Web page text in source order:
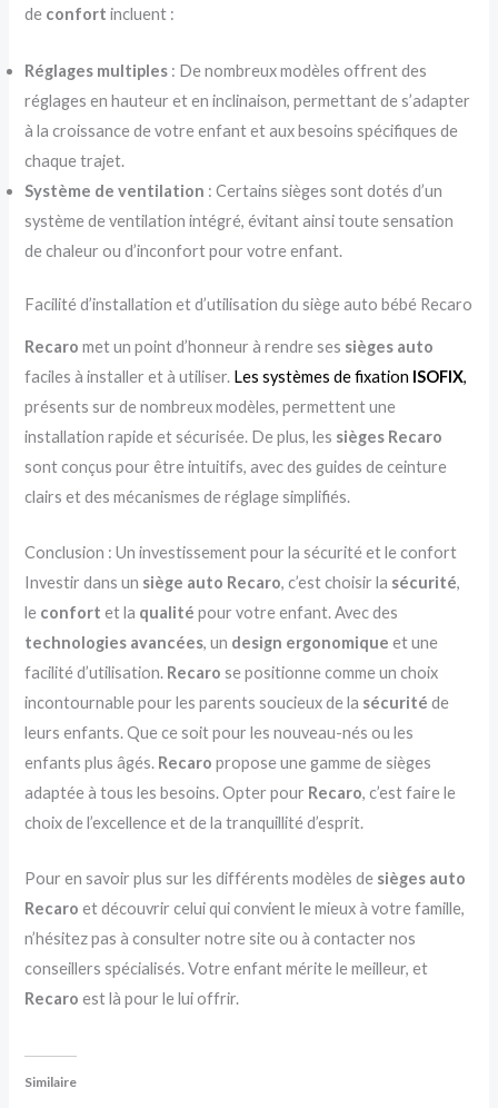
de confortincluent :
Réglages multiples : De nombreux modèles offrent des
réglages en hauteur et en inclinaison, permettant de s’adapter
à la croissance de votre enfant et aux besoins spécifiques de
chaque trajet.
Système de ventilation : Certains sièges sont dotés d’un
système de ventilation intégré, évitant ainsi toute sensation
de chaleur ou d’inconfort pour votre enfant.
Facilité d’installation et d’utilisation du siège auto bébé Recaro
Recaromet un point d’honneur à rendre ses sièges auto
faciles à installer et à utiliser. Les systèmes de fixation ISOFIX,
présents sur de nombreux modèles, permettent une
installation rapide et sécurisée. De plus, les sièges Recaro
sont conçus pour être intuitifs, avec des guides de ceinture
clairs et des mécanismes de réglage simplifiés.
Conclusion : Un investissement pour la sécurité et le confort
Investir dans un siège auto Recaro, c’est choisir la sécurité,
le confortet la qualitépour votre enfant. Avec des
technologies avancées, un design ergonomique et une
facilité d’utilisation. Recarose positionne comme un choix
incontournable pour les parents soucieux de la sécuritéde
leurs enfants. Que ce soit pour les nouveau-nés ou les
enfants plus âgés. Recaropropose une gamme de sièges
adaptée à tous les besoins. Opter pour Recaro, c’est faire le
choix de l’excellence et de la tranquillité d’esprit.
Pour en savoir plus sur les différents modèles de sièges auto
Recaro et découvrir celui qui convient le mieux à votre famille,
n’hésitez pas à consulter notre site ou à contacter nos
conseillers spécialisés. Votre enfant mérite le meilleur, et
Recaroest là pour le lui offrir.
Similaire